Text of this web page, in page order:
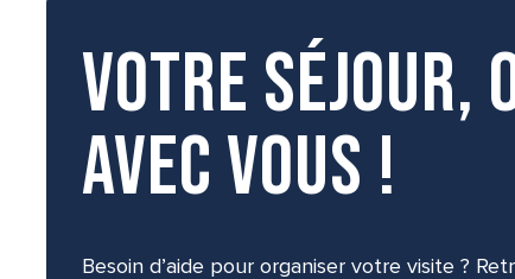
Votre séjour,
avec vous !
Besoin d’aide pour organiser votre visite ?